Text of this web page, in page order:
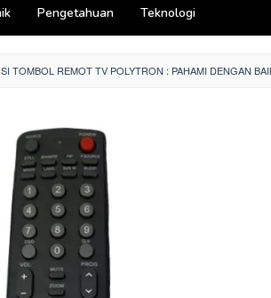
Pengetahuan Teknologi
TOMBOL REMOT TV POLYTRON : PAHAMI DENGAN